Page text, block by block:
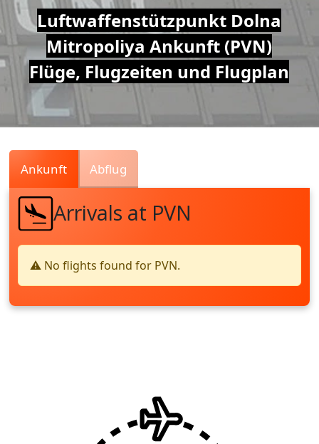
Air
Traffic
Live
Luftwaffenstützpunkt Dolna
Mitropoliya Ankunft (PVN)
Flüge, Flugzeiten und Flugplan
Ankunft Abflug
Arrivals at PVN
⚠️ No flights found for PVN.